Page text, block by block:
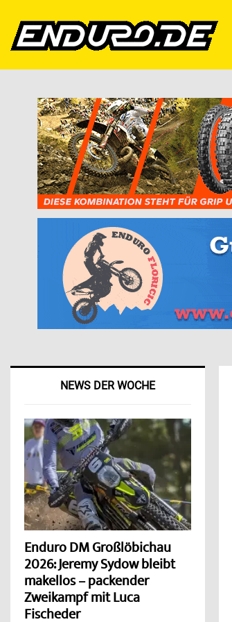
NEWS DER WOCHE
Enduro DM Großlöbichau
2026: Jeremy Sydow bleibt
makellos – packender
Zweikampf mit Luca
Fischeder